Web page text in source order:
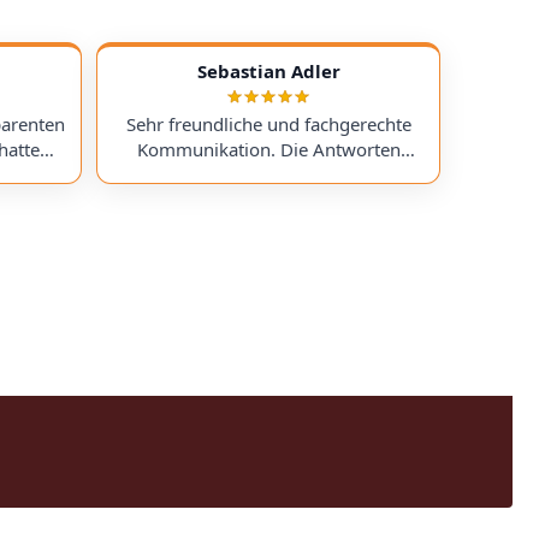
ein
I
Sebastian Adler
Sehr freundliche und fachgerechte
Kommunikation. Die Antworten